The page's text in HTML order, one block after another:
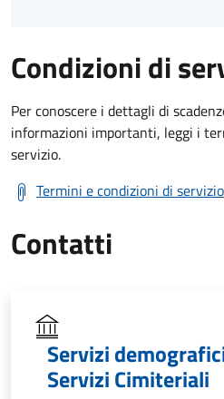
Condizioni di
Per conoscere i dettagli di
informazioni importanti, leggi i
servizio.
Termini e condizioni di servizio
Contatti
Servizi
Servizi Cimiteriali